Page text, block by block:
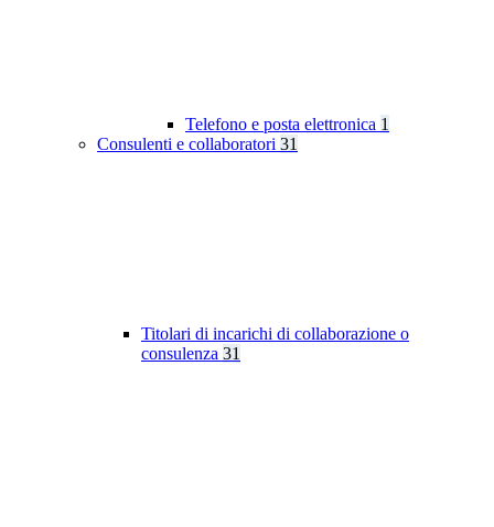
Telefono e posta elettronica 1
Consulenti e collaboratori 31
Titolari di incarichi di collaborazione o
consulenza 31